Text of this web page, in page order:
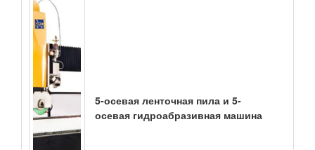
5-осевая ленточная пила и 5-
осевая гидроабразивная машина